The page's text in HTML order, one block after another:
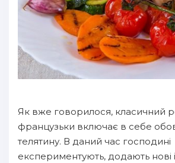
Як вже говорилося, класичний
французьки включає в себе
телятину. В даний час господині
експериментують, додають нові